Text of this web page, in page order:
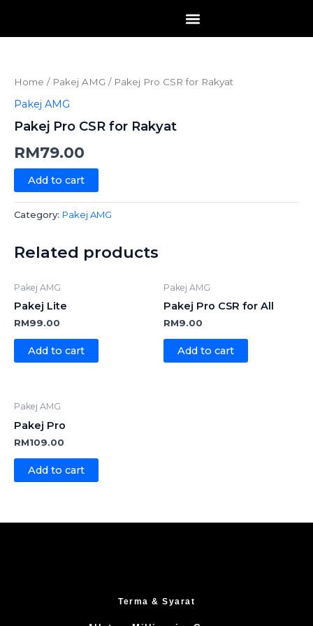
content
Home / Pakej AMG / Pakej Pro CSR for Rakyat
Pakej AMG
Pakej Pro CSR for Rakyat
RM79.00
for
Rakyat
quantity
Add to cart
Category: Pakej AMG
Related products
Pakej AMG
Pakej Lite
RM99.00
Add to cart
Pakej AMG
Pakej Pro CSR for All
RM9.00
Add to cart
Pakej AMG
Pakej Pro
RM109.00
Add to cart
Terma & Syarat